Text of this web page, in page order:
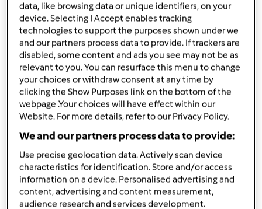
Składniki
Lemoniada
1cytryna cała
1pomarańcza
50gmiodu
1litra wody zimnej
4małe listkimięty świeżej
kostki lodu
Lista zakupów
data, like browsing data or unique identifiers, on your
device. Selecting I Accept enables tracking
technologies to support the purposes shown under we
and our partners process data to provide. If trackers are
disabled, some content and ads you see may not be as
relevant to you. You can resurface this menu to change
your choices or withdraw consent at any time by
clicking the Show Purposes link on the bottom of the
webpage .Your choices will have effect within our
Website. For more details, refer to our Privacy Policy.
We and our partners process data to provide:
Use precise geolocation data. Actively scan device
characteristics for identification. Store and/or access
information on a device. Personalised advertising and
content, advertising and content measurement,
audience research and services development.